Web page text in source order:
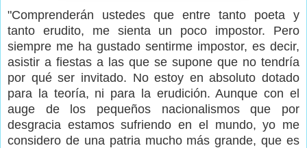
"Comprenderán ustedes que entre tanto poeta y
tanto erudito, me sienta un poco impostor. Pero
siempre me ha gustado sentirme impostor, es decir,
asistir a fiestas a las que se supone que no tendría
por qué ser invitado. No estoy en absoluto dotado
para la teoría, ni para la erudición. Aunque con el
auge de los pequeños nacionalismos que por
desgracia estamos sufriendo en el mundo, yo me
considero de una patria mucho más grande, que es